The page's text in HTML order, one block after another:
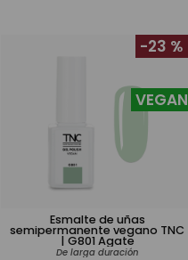
Esmalte de uñas
semipermanente vegano TNC
| G801 Agate
De larga duración
VEGAN
-23 %